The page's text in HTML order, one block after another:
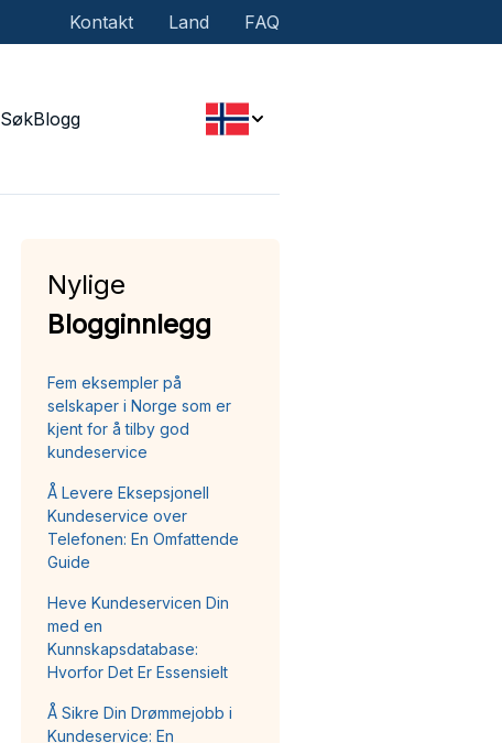
Kontakt Land FAQ
SøkBlogg
Nylige
Blogginnlegg
Fem eksempler på
selskaper i Norge som er
kjent for å tilby god
kundeservice
Å Levere Eksepsjonell
Kundeservice over
Telefonen: En Omfattende
Guide
Heve Kundeservicen Din
med en
Kunnskapsdatabase:
Hvorfor Det Er Essensielt
Å Sikre Din Drømmejobb i
Kundeservice: En